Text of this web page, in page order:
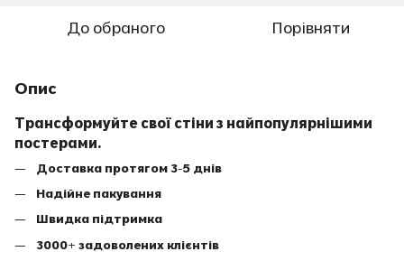
До обраного Порівняти
Опис
Трансформуйте свої стіни з найпопулярнішими
постерами.
Доставка протягом 3-5 днів
Надійне пакування
Швидка підтримка
3000+ задоволених клієнтів